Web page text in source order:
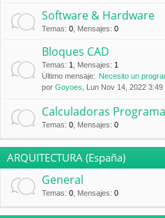
Software & Hardware
Temas: 0 Mensajes: 0
Bloques CAD
Temas: 1 Mensajes: 1
Último mensaje: Necesito un
por Goyoes , Lun Nov 14, 2022 3:49
Calculadoras
Temas: 0 Mensajes: 0
ARQUITECTURA (España)
General
Temas: 0 Mensajes: 0